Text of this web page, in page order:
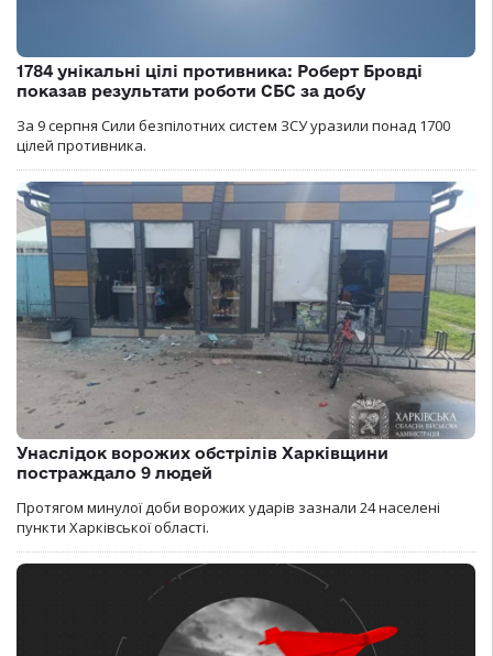
1784 унікальні цілі противника: Роберт Бровді
показав результати роботи СБС за добу
За 9 серпня Сили безпілотних систем ЗСУ уразили понад 1700
цілей противника.
Унаслідок ворожих обстрілів Харківщини
постраждало 9 людей
Протягом минулої доби ворожих ударів зазнали 24 населені
пункти Харківської області.